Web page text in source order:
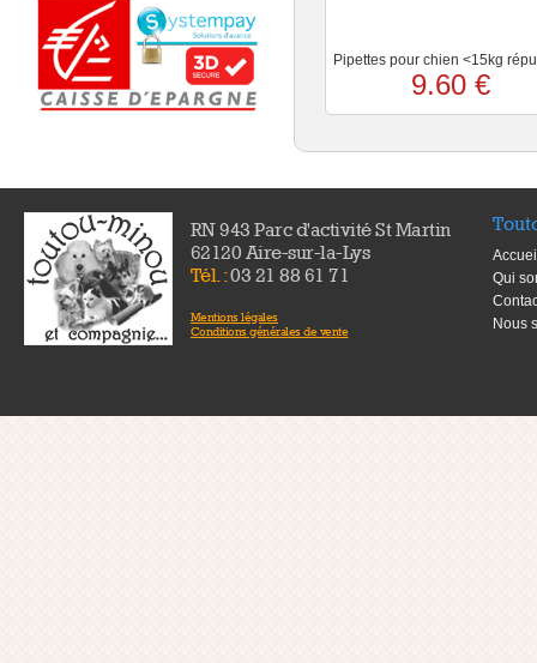
Pipettes pour chien <15kg
9.60 €
RN 943 Parc d'activité St Martin
62120 Aire-sur-la-Lys
Tél. :03 21 88 61 71
Mentions légales
Conditions générales de vente
Qui
Nous